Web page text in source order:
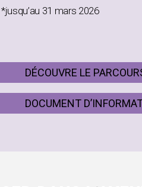
*jusqu’au 31 mars 2026
DÉCOUVRE LE
DOCUMENT